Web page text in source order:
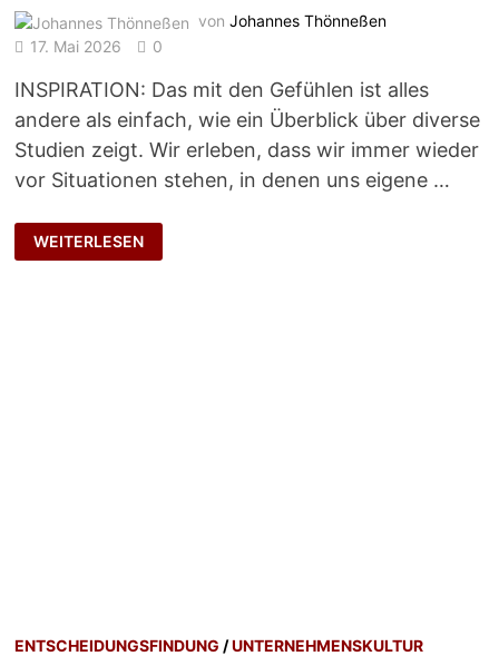
vonJohannes Thönneßen
17. Mai 2026
0
INSPIRATION: Das mit den Gefühlen ist alles
andere als einfach, wie ein Überblick über diverse
Studien zeigt. Wir erleben, dass wir immer wieder
vor Situationen stehen, in denen uns eigene …
ÜBER
DEN
UMGANG
WEITERLESEN
ENTSCHEIDUNGSFINDUNG /UNTERNEHMENSKULTUR